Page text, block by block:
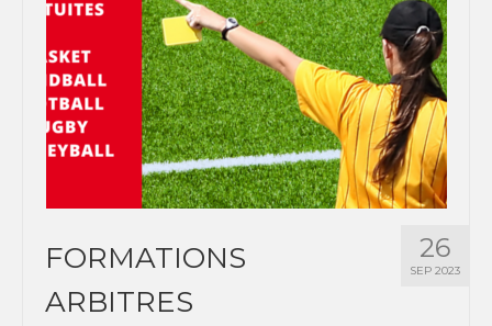
26
SEP 2023
FORMATIONS
ARBITRES